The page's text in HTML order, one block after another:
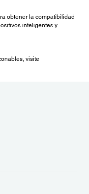
obtener la compatibilidad
inteligentes y
visite